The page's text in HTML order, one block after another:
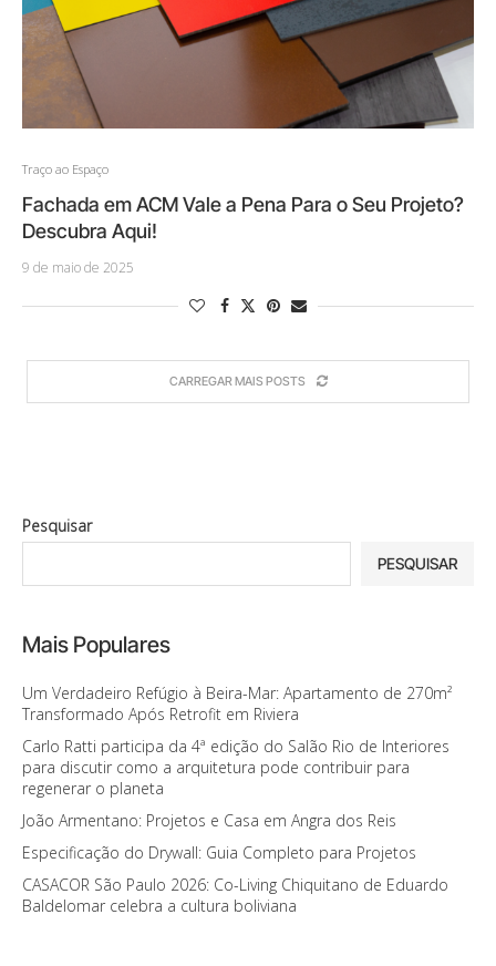
Traço ao Espaço
Fachada em ACM Vale a Pena Para o Seu Projeto?
Descubra Aqui!
9 de maio de 2025
CARREGAR MAIS POSTS
Pesquisar
PESQUISAR
Mais Populares
Um Verdadeiro Refúgio à Beira-Mar: Apartamento de 270m²
Transformado Após Retrofit em Riviera
Carlo Ratti participa da 4ª edição do Salão Rio de Interiores
para discutir como a arquitetura pode contribuir para
regenerar o planeta
João Armentano: Projetos e Casa em Angra dos Reis
Especificação do Drywall: Guia Completo para Projetos
CASACOR São Paulo 2026: Co-Living Chiquitano de Eduardo
Baldelomar celebra a cultura boliviana